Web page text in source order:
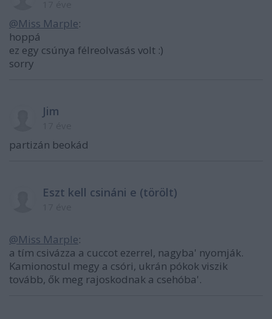
@Miss Marple:
hoppá
ez egy csúnya félreolvasás volt :)
sorry
Jim
partizán beokád
Eszt kell csináni e (törölt)
@Miss Marple:
a tím csivázza a cuccot ezerrel, nagyba' nyomják.
Kamionostul megy a csóri, ukrán pókok viszik
tovább, ők meg rajoskodnak a csehóba'.